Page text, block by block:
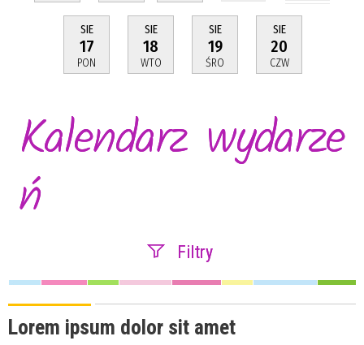
SIE
17
PON
SIE
18
WTO
SIE
19
ŚRO
SIE
20
CZW
Kalendarz wydarze
ń
Filtry
Lorem ipsum dolor sit amet